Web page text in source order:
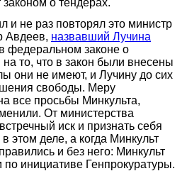
и не раз повторял это министр
Авдеев, назвавший Лучина
федеральном законе о
на то, что в закон были внесены
они не имеют, и Лучину до сих
свободы. Меру
все просьбы Минкульта,
От министерства
иск и признать себя
этом деле, а когда Минкульт
и без него: Минкульт
инициативе Генпрокуратуры.